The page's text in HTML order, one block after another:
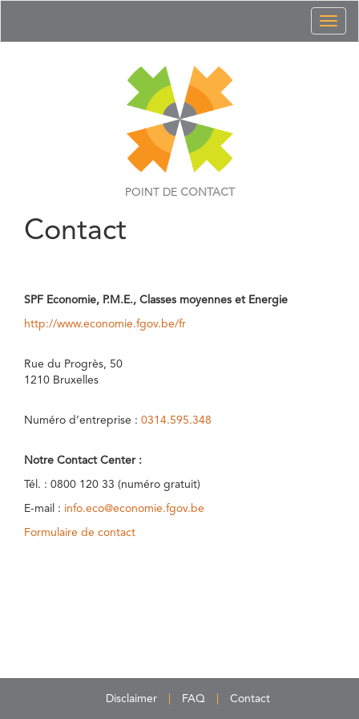
POINT DE CONTACT
Contact
SPF Economie, P.M.E., Classes moyennes et Energie
http://www.economie.fgov.be/fr
Rue du Progrès, 50
1210 Bruxelles
Numéro d’entreprise : 0314.595.348
Notre Contact Center :
Tél. : 0800 120 33 (numéro gratuit)
E-mail : info.eco@economie.fgov.be
Formulaire de contact
Disclaimer FAQ Contact